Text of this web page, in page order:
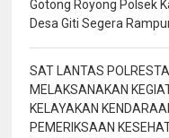
Gotong Royong Polsek
Desa Giti Segera
SAT LANTAS
MELAKSANAKAN
KELAYAKAN
PEMERIKSAAN